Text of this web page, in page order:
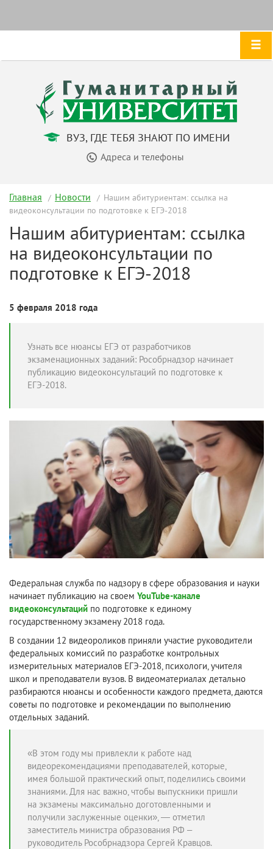
ВУЗ, ГДЕ ТЕБЯ ЗНАЮТ ПО ИМЕНИ
Адреса и телефоны
Главная Новости
Нашим абитуриентам: ссылка на
видеоконсультации по подготовке к ЕГЭ-2018
Нашим абитуриентам: ссылка
на видеоконсультации по
подготовке к ЕГЭ-2018
5 февраля 2018 года
Узнать все нюансы ЕГЭ от разработчиков
экзаменационных заданий: Рособрнадзор начинает
публикацию видеоконсультаций по подготовке к
ЕГЭ-2018.
Федеральная служба по надзору в сфере образования и науки
начинает публикацию на своем YouTube-канале
видеоконсультаций по подготовке к единому
государственному экзамену 2018 года.
В создании 12 видеороликов приняли участие руководители
федеральных комиссий по разработке контрольных
измерительных материалов ЕГЭ-2018, психологи, учителя
школ и преподаватели вузов. В видеоматериалах детально
разбираются нюансы и особенности каждого предмета, даются
советы по подготовке и рекомендации по выполнению
отдельных заданий.
«В этом году мы привлекли к работе над
видеорекомендациями преподавателей, которые,
имея большой практический опыт, поделились своими
знаниями. Для нас важно, чтобы выпускники пришли
на экзамены максимально доготовленными и
получили заслуженные оценки», — отметил
заместитель министра образования РФ –
руководитель Рособрнадзора Сергей Кравцов.